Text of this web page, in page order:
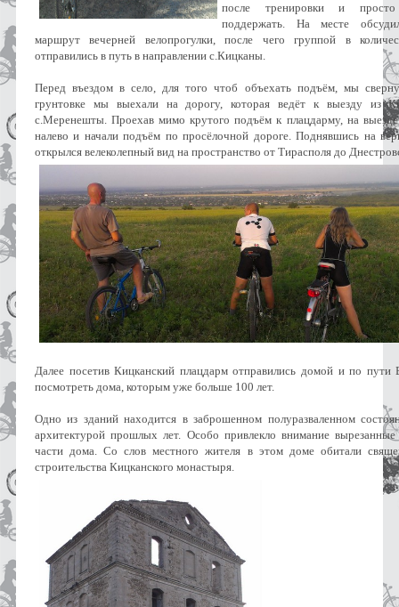
после тренировки и
поддержать. На месте
маршрут вечерней велопрогулки, после чего группой в
отправились в путь в направлении с.Кицканы.
Перед въездом в село, для того чтоб объехать подъём, мы
грунтовке мы выехали на дорогу, которая ведёт к выезду из
с.Меренешты. Проехав мимо крутого подъём к плацдарму, на выезде
налево и начали подъём по просёлочной дороге. Поднявшись на
открылся велеколепный вид на пространство от Тирасполя до
Далее посетив Кицканский плацдарм отправились домой и по пути
посмотреть дома, которым уже больше 100 лет.
Одно из зданий находится в заброшенном полуразваленном
архитектурой прошлых лет. Особо привлекло внимание
части дома. Со слов местного жителя в этом доме обитали
строительства Кицканского монастыря.